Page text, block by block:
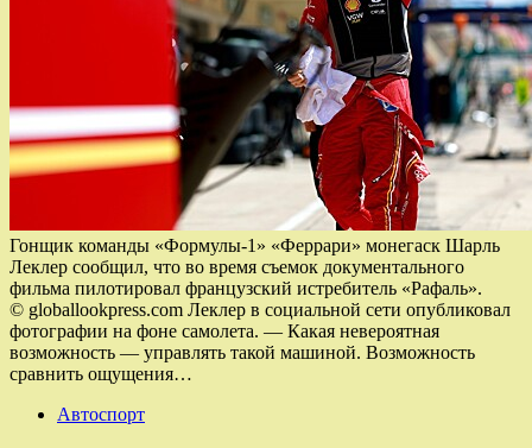
Гонщик команды «Формулы‑1» «Феррари» монегаск Шарль
Леклер сообщил, что во время съемок документального
фильма пилотировал французский истребитель «Рафаль».
© globallookpress.com Леклер в социальной сети опубликовал
фотографии на фоне самолета. — Какая невероятная
возможность — управлять такой ​​машиной. Возможность
сравнить ощущения…
Автоспорт